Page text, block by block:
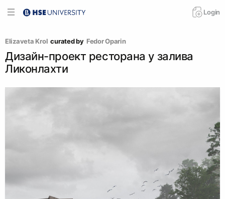
Login
Elizaveta Krol curated by Fedor Oparin
Дизайн-проект ресторана у залива
Ликонлахти